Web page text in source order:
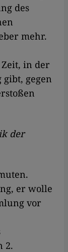
des
mehr.
in der
gibt, gegen
der
er wolle
vor
2.